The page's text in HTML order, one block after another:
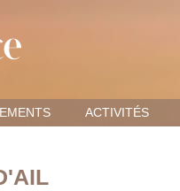
ACTIVITÉS